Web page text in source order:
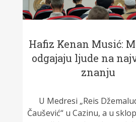
Hafiz Kenan Musić:
odgajaju ljude na
znanju
U Medresi „Reis
Čaušević“ u Cazinu, a u